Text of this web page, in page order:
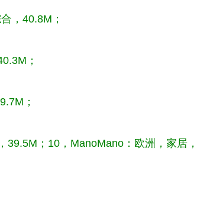
，40.8M；
；
；
39.5M；10，ManoMano：欧洲，家居，